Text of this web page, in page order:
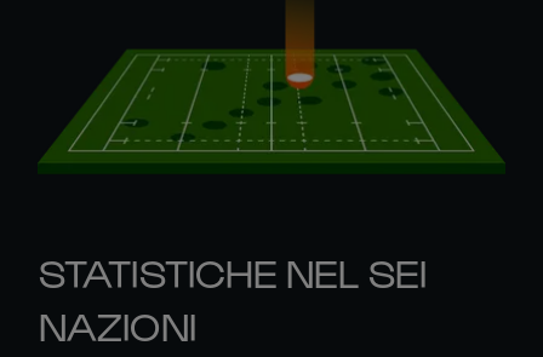
STATISTICHE NEL SEI
NAZIONI